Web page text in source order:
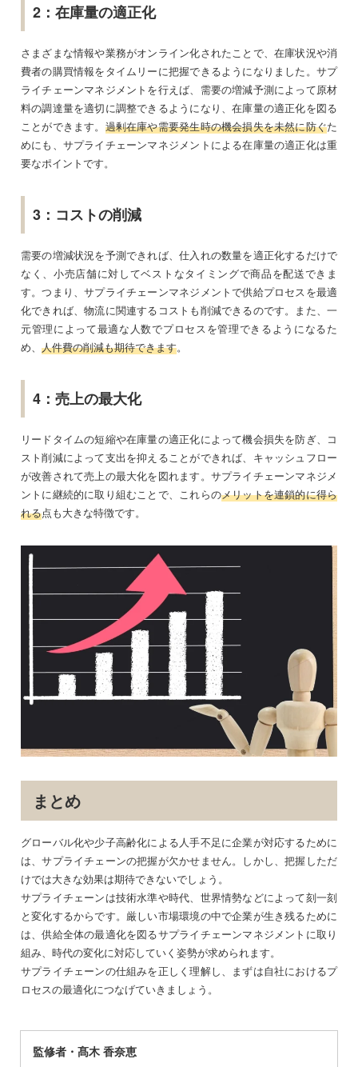
2：在庫量の適正化
さまざまな情報や業務がオンライン化されたことで、在庫状況や消
費者の購買情報をタイムリーに把握できるようになりました。サプ
ライチェーンマネジメントを行えば、需要の増減予測によって原材
料の調達量を適切に調整できるようになり、在庫量の適正化を図る
ことができます。 過剰在庫や需要発生時の機会損失を未然に防ぐた
めにも、サプライチェーンマネジメントによる在庫量の適正化は重
要なポイントです。
3：コストの削減
需要の増減状況を予測できれば、仕入れの数量を適正化するだけで
なく、小売店舗に対してベストなタイミングで商品を配送できま
す。つまり、サプライチェーンマネジメントで供給プロセスを最適
化できれば、物流に関連するコストも削減できるのです。また、一
元管理によって最適な人数でプロセスを管理できるようになるた
め、 人件費の削減も期待できます。
4：売上の最大化
リードタイムの短縮や在庫量の適正化によって機会損失を防ぎ、コ
スト削減によって支出を抑えることができれば、キャッシュフロー
が改善されて売上の最大化を図れます。サプライチェーンマネジメ
ントに継続的に取り組むことで、これらのメリットを連鎖的に得ら
れる点も大きな特徴です。
まとめ
グローバル化や少子高齢化による人手不足に企業が対応するために
は、サプライチェーンの把握が欠かせません。しかし、把握しただ
けでは大きな効果は期待できないでしょう。
サプライチェーンは技術水準や時代、世界情勢などによって刻一刻
と変化するからです。厳しい市場環境の中で企業が生き残るために
は、供給全体の最適化を図るサプライチェーンマネジメントに取り
組み、時代の変化に対応していく姿勢が求められます。
サプライチェーンの仕組みを正しく理解し、まずは自社におけるプ
ロセスの最適化につなげていきましょう。
監修者・髙木 香奈恵